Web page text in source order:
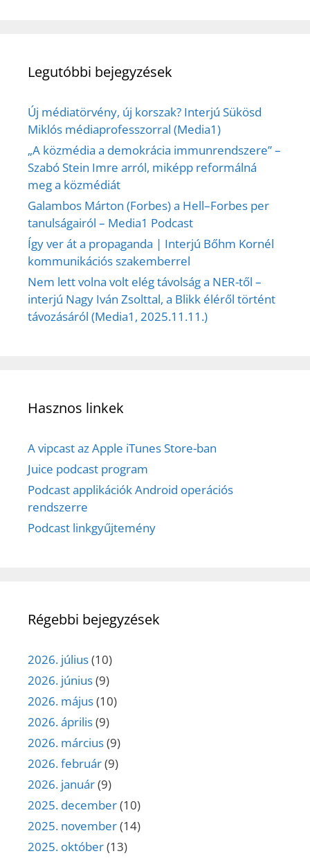
Legutóbbi bejegyzések
Új médiatörvény, új korszak? Interjú Sükösd
Miklós médiaprofesszorral (Media1)
„A közmédia a demokrácia immunrendszere” –
Szabó Stein Imre arról, miképp reformálná
meg a közmédiát
Galambos Márton (Forbes) a Hell–Forbes per
tanulságairól – Media1 Podcast
Így ver át a propaganda | Interjú Bőhm Kornél
kommunikációs szakemberrel
Nem lett volna volt elég távolság a NER-től –
interjú Nagy Iván Zsolttal, a Blikk éléről történt
távozásáról (Media1, 2025.11.11.)
Hasznos linkek
A vipcast az Apple iTunes Store-ban
Juice podcast program
Podcast applikációk Android operációs
rendszerre
Podcast linkgyűjtemény
Régebbi bejegyzések
2026. július(10)
2026. június(9)
2026. május(10)
2026. április(9)
2026. március(9)
2026. február(9)
2026. január(9)
2025. december(10)
2025. november(14)
2025. október(13)